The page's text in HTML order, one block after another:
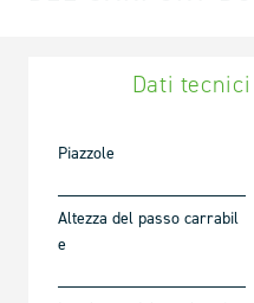
Dati tecnici
Piazzole
Altezza del passo carrabil
e